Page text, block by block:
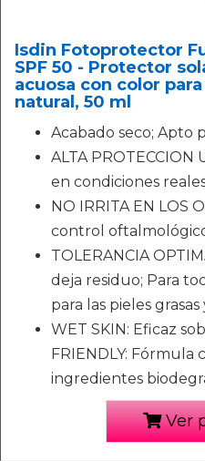
Isdin Fotoprotector
SPF 50 - Protector
acuosa con color
natural, 50 ml
Acabado seco; Apto
ALTA
en condiciones
NO IRRITA EN LOS
control
TOLERANCIA
deja residuo; Para
para las pieles
WET SKIN: Eficaz
FRIENDLY: Fórmula
ingredientes
Ver